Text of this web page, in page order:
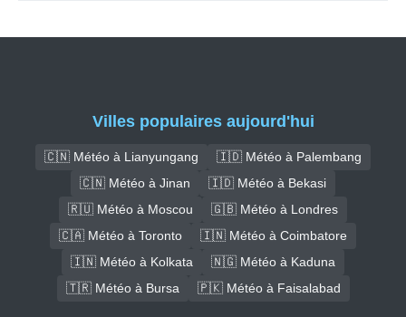
Villes populaires aujourd'hui
🇨🇳 Météo à Lianyungang
🇮🇩 Météo à Palembang
🇨🇳 Météo à Jinan
🇮🇩 Météo à Bekasi
🇷🇺 Météo à Moscou
🇬🇧 Météo à Londres
🇨🇦 Météo à Toronto
🇮🇳 Météo à Coimbatore
🇮🇳 Météo à Kolkata
🇳🇬 Météo à Kaduna
🇹🇷 Météo à Bursa
🇵🇰 Météo à Faisalabad